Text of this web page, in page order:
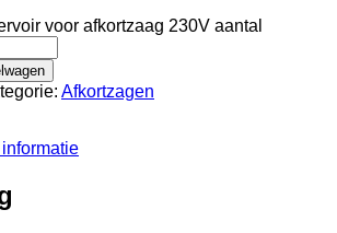
voor afkortzaag 230V aantal
Afkortzagen